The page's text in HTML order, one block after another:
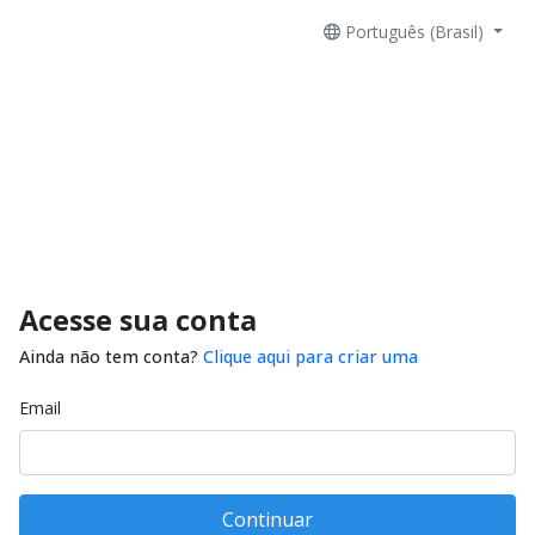
Português (Brasil)
Acesse sua conta
Ainda não tem conta? Clique aqui para criar uma
Email
Continuar